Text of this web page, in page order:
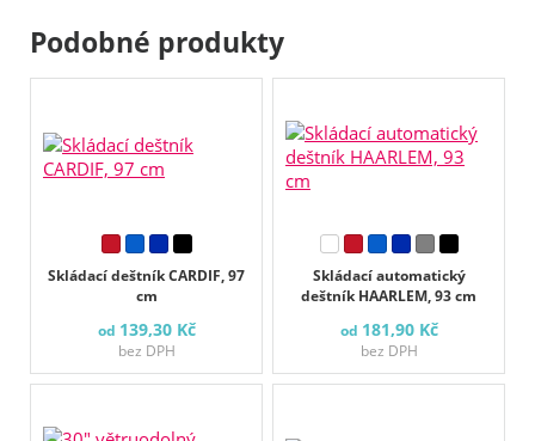
Podobné produkty
Skládací deštník CARDIF, 97
cm
od 139,30 Kč
bez DPH
Skládací automatický
deštník HAARLEM, 93 cm
od 181,90 Kč
bez DPH